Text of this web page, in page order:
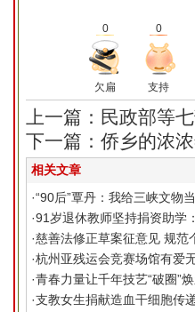
0 0
欠扁 支持
上一篇：民政部等
下一篇：侨乡的浓
相关文章
·“90后”覃丹：我给三峡文物
·91岁退休教师坚持捐资助学
·慈善法修正草案征意见 规范
·杭州亚残运会竞赛场馆有爱
·青春力量让千年技艺“破圈”
·支教女生捐献造血干细胞传